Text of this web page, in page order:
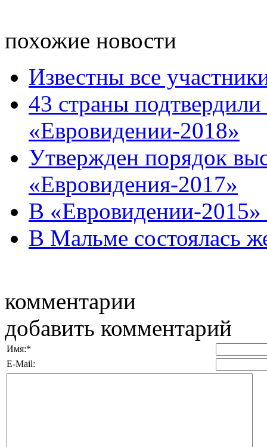
похожие новости
Известны все
43 страны подтвердили
«Евровидении-2018»
Утвержден порядок
«Евровидения-2017»
В «Евровидении-2015»
В Мальме состоялась
комментарии
добавить комментарий
Имя:*
E-Mail: